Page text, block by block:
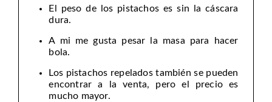
El peso de los pistachos es sin la cáscara
dura.
A mi me gusta pesar la masa para hacer
bola.
Los pistachos repelados también se pueden
encontrar a la venta, pero el precio es
mucho mayor.